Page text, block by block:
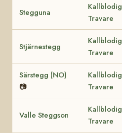
Stegguna
Kallblodig
Travare
Stjärnestegg
Kallblodig
Travare
Särstegg (NO)
📷
Kallblodig
Travare
Valle Steggson
Kallblodig
Travare